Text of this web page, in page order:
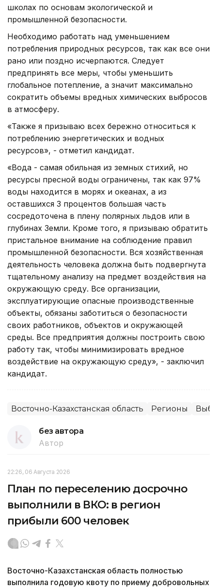
школах по основам экологической и
промышленной безопасности.
Необходимо работать над уменьшением
потребления природных ресурсов, так как все они
рано или поздно исчерпаются. Следует
предпринять все меры, чтобы уменьшить
глобальное потепление, а значит максимально
сократить объемы вредных химических выбросов
в атмосферу.
«Также я призываю всех бережно относиться к
потреблению энергетических и водных
ресурсов», - отметил кандидат.
«Вода - самая обильная из земных стихий, но
ресурсы пресной воды ограничены, так как 97%
воды находится в морях и океанах, а из
оставшихся 3 процентов большая часть
сосредоточена в плену полярных льдов или в
глубинах Земли. Кроме того, я призываю обратить
пристальное внимание на соблюдение правил
промышленной безопасности. Вся хозяйственная
деятельность человека должна быть подвергнута
тщательному анализу на предмет воздействия на
окружающую среду. Все организации,
эксплуатирующие опасные производственные
объекты, обязаны заботиться о безопасности
своих работников, объектов и окружающей
среды. Все предприятия должны построить свою
работу так, чтобы минимизировать вредное
воздействие на окружающую среду», - заключил
кандидат.
Восточно-Казахстанская область Регионы
без автора
Автор
22:26, 06 Августа 2026
План по переселению досрочно
выполнили в ВКО: в регион
прибыли 600 человек
Восточно-Казахстанская область полностью
выполнила годовую квоту по приему добровольных